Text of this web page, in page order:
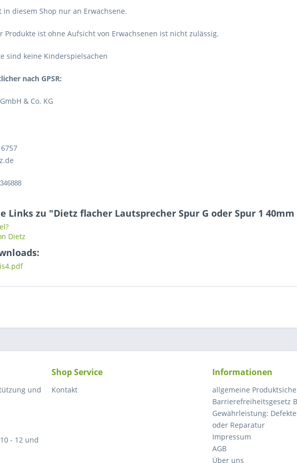
in diesem Shop nur an Erwachsene.
Produkte ist ohne Aufsicht von Erwachsenen ist nicht zulässig.
sind keine Kinderspielsachen
nach GPSR:
GmbH & Co. KG
Links zu "Dietz flacher Lautsprecher Spur G oder Spur 1
Dietz
und
- 12 und
Shop Service
Kontakt
Informationen
allgemeine
Barrierefreiheitsgesetz
Gewährleistung:
oder Reparatur
Impressum
AGB
Über uns